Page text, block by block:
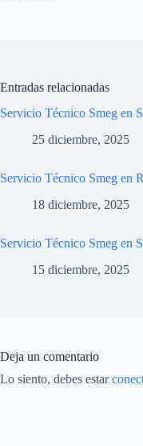
Entradas relacionadas
Servicio Técnico Smeg en
25 diciembre, 2025
Servicio Técnico Smeg en
18 diciembre, 2025
Servicio Técnico Smeg en
15 diciembre, 2025
Deja un comentario
Lo siento, debes estar